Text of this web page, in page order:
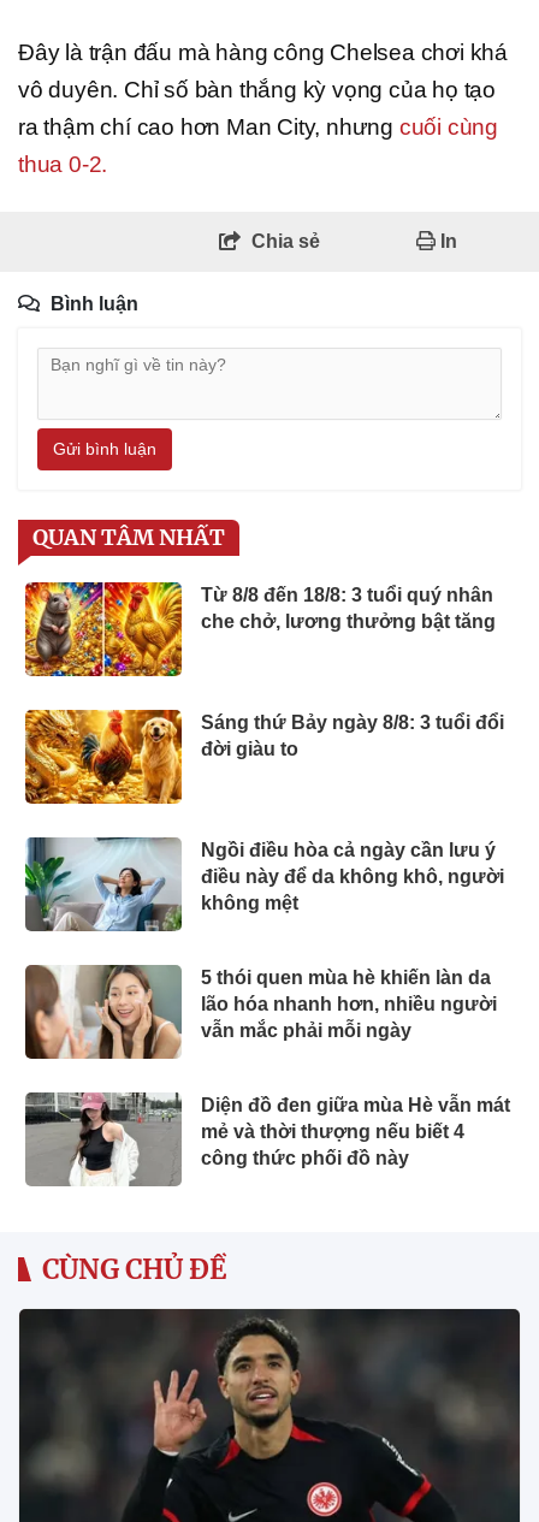
Đây là trận đấu mà hàng công Chelsea chơi khá
vô duyên. Chỉ số bàn thắng kỳ vọng của họ tạo
ra thậm chí cao hơn Man City, nhưng cuối cùng
thua 0-2.
Chia sẻ In
Bình luận
Gửi bình luận
QUAN TÂM NHẤT
Từ 8/8 đến 18/8: 3 tuổi quý nhân
che chở, lương thưởng bật tăng
Sáng thứ Bảy ngày 8/8: 3 tuổi đổi
đời giàu to
Ngồi điều hòa cả ngày cần lưu ý
điều này để da không khô, người
không mệt
5 thói quen mùa hè khiến làn da
lão hóa nhanh hơn, nhiều người
vẫn mắc phải mỗi ngày
Diện đồ đen giữa mùa Hè vẫn mát
mẻ và thời thượng nếu biết 4
công thức phối đồ này
CÙNG CHỦ ĐỀ